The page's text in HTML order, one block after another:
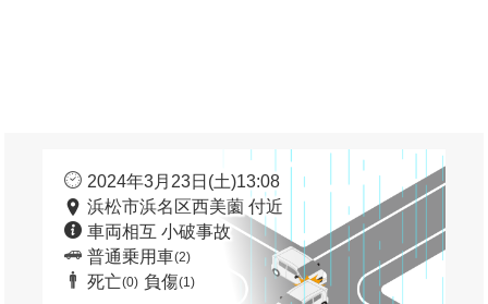
2024年3月23日(土)13:08
浜松市浜名区西美薗 付近
車両相互 小破事故
普通乗用車(2)
死亡(0) 負傷(1)